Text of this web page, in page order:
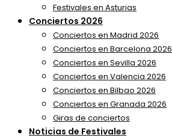
Festivales en Asturias
Conciertos 2026
Conciertos en Madrid 2026
Conciertos en Barcelona 2026
Conciertos en Sevilla 2026
Conciertos en Valencia 2026
Conciertos en Bilbao 2026
Conciertos en Granada 2026
Giras de conciertos
Noticias de Festivales